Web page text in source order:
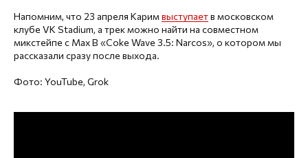
Напомним, что 23 апреля Каримвыступаетв московском
клубе VK Stadium, а трек можно найти на совместном
микстейпе с Max B «Coke Wave 3.5: Narcos», о котором мы
рассказали сразу после выхода.
Фото: YouTube, Grok